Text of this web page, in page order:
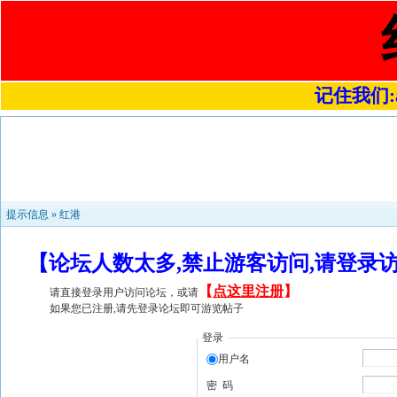
记住我们
提示信息 » 红港
【论坛人数太多,禁止游客访问,请登
请直接登录用户访问论坛，或请 【 点这里注册】
如果您已注册,请先登录论坛即可游览帖子
登录
用户名
密 码